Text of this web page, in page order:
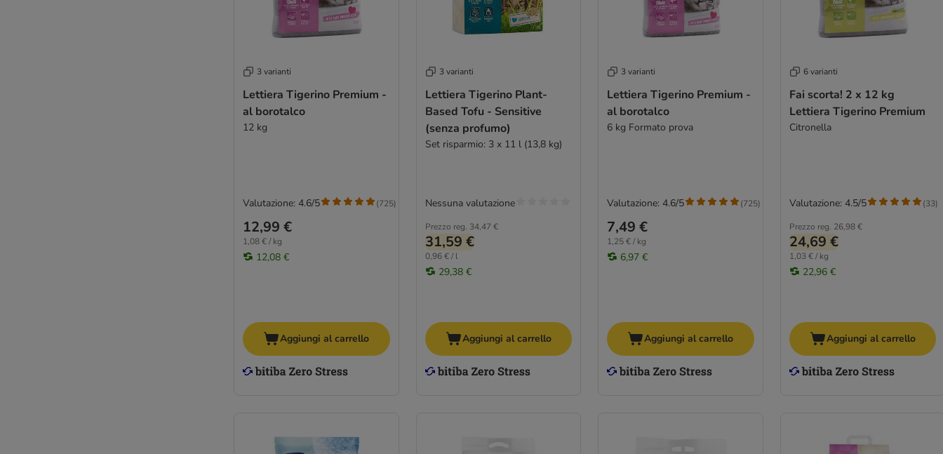
3 varianti
Lettiera Tigerino Premium -
al borotalco
12 kg
12,99 €
1,08 € / kg
12,08 €
Valutazione: 4.6/5 (725)
Aggiungi al carrello
3 varianti
Lettiera Tigerino Plant-
Based Tofu - Sensitive
(senza profumo)
Set risparmio: 3 x 11 l (13,8 kg)
Prezzo reg. 34,47 €
31,59 €
0,96 € / l
29,38 €
Nessuna valutazione
Aggiungi al carrello
3 varianti
Lettiera Tigerino Premium -
al borotalco
6 kg Formato prova
7,49 €
1,25 € / kg
6,97 €
Valutazione: 4.6/5 (725)
Aggiungi al carrello
6 varianti
Fai scorta! 2 x 12 kg
Lettiera Tigerino Premium
Citronella
Prezzo reg. 26,98 €
24,69 €
1,03 € / kg
22,96 €
Valutazione: 4.5/5 (33)
Aggiungi al carrello